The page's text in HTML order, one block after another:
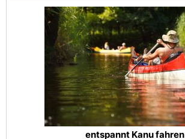
entspannt Kanu fahren